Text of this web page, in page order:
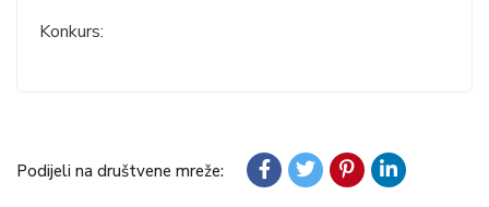
Konkurs:
Podijeli na društvene mreže: